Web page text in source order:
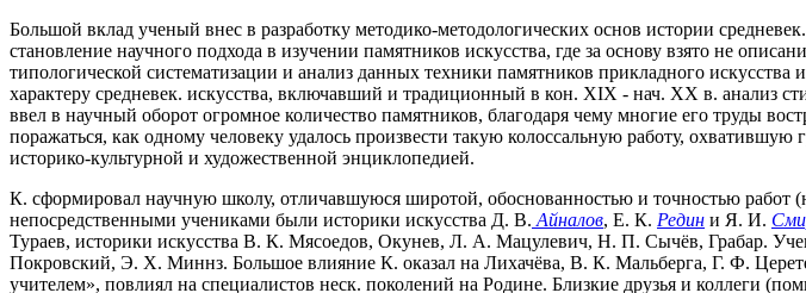
Большой вклад ученый внес в разработку методико-методологических основ истории
становление научного подхода в изучении памятников искусства, где за основу взято не
типологической систематизации и анализ данных техники памятников прикладного
характеру средневек. искусства, включавший и традиционный в кон. XIX - нач. XX в. анализ
ввел в научный оборот огромное количество памятников, благодаря чему многие его труды
поражаться, как одному человеку удалось произвести такую колоссальную работу, охватившую
историко-культурной и художественной энциклопедией.
К. сформировал научную школу, отличавшуюся широтой, обоснованностью и точностью работ
непосредственными учениками были историки искусства Д. В. Айналов, Е. К. Редин и Я. И.
Тураев, историки искусства В. К. Мясоедов, Окунев, Л. А. Мацулевич, Н. П. Сычёв, Грабар.
Покровский, Э. Х. Миннз. Большое влияние К. оказал на Лихачёва, В. К. Мальберга, Г. Ф.
учителем», повлиял на специалистов неск. поколений на Родине. Близкие друзья и коллеги